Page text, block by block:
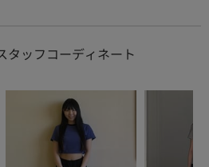
タッフコーディネート